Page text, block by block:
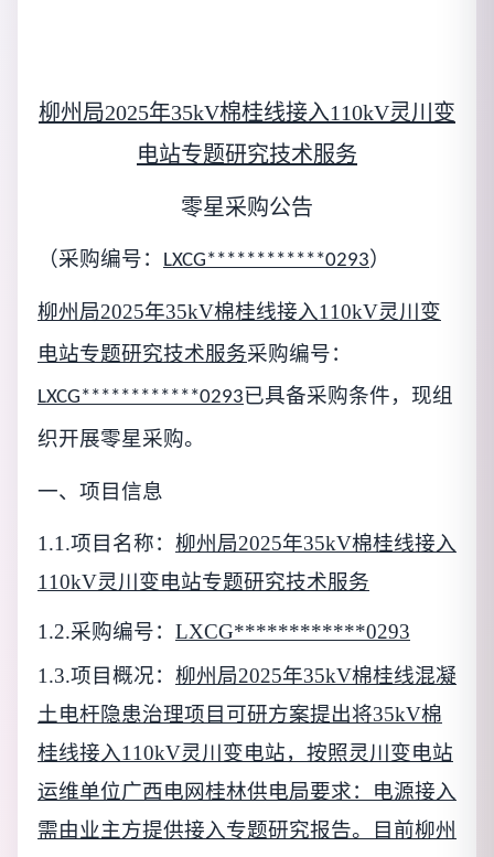
柳州局2025年35kV棉桂线接入110kV灵川变
电站专题研究技术服务
零星采购公告
（采购编号： LXCG************0293）
柳州局2025年35kV棉桂线接入110kV灵川变
电站专题研究技术服务采购编号：
LXCG************0293已具备采购条件，现组
织开展零星采购。
一、项目信息
1.1.项目名称： 柳州局2025年35kV棉桂线接入
110kV灵川变电站专题研究技术服务
1.2.采购编号： LXCG************0293
1.3.项目概况： 柳州局2025年35kV棉桂线混凝
土电杆隐患治理项目可研方案提出将35kV棉
桂线接入110kV灵川变电站，按照灵川变电站
运维单位广西电网桂林供电局要求：电源接入
需由业主方提供接入专题研究报告。目前柳州